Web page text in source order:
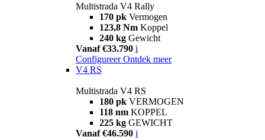
Multistrada V4 Rally
170 pk Vermogen
123,8 Nm Koppel
240 kg Gewicht
Vanaf €33.790 i
Configureer Ontdek meer
V4 RS
Multistrada V4 RS
180 pk VERMOGEN
118 nm KOPPEL
225 kg GEWICHT
Vanaf €46.590 i